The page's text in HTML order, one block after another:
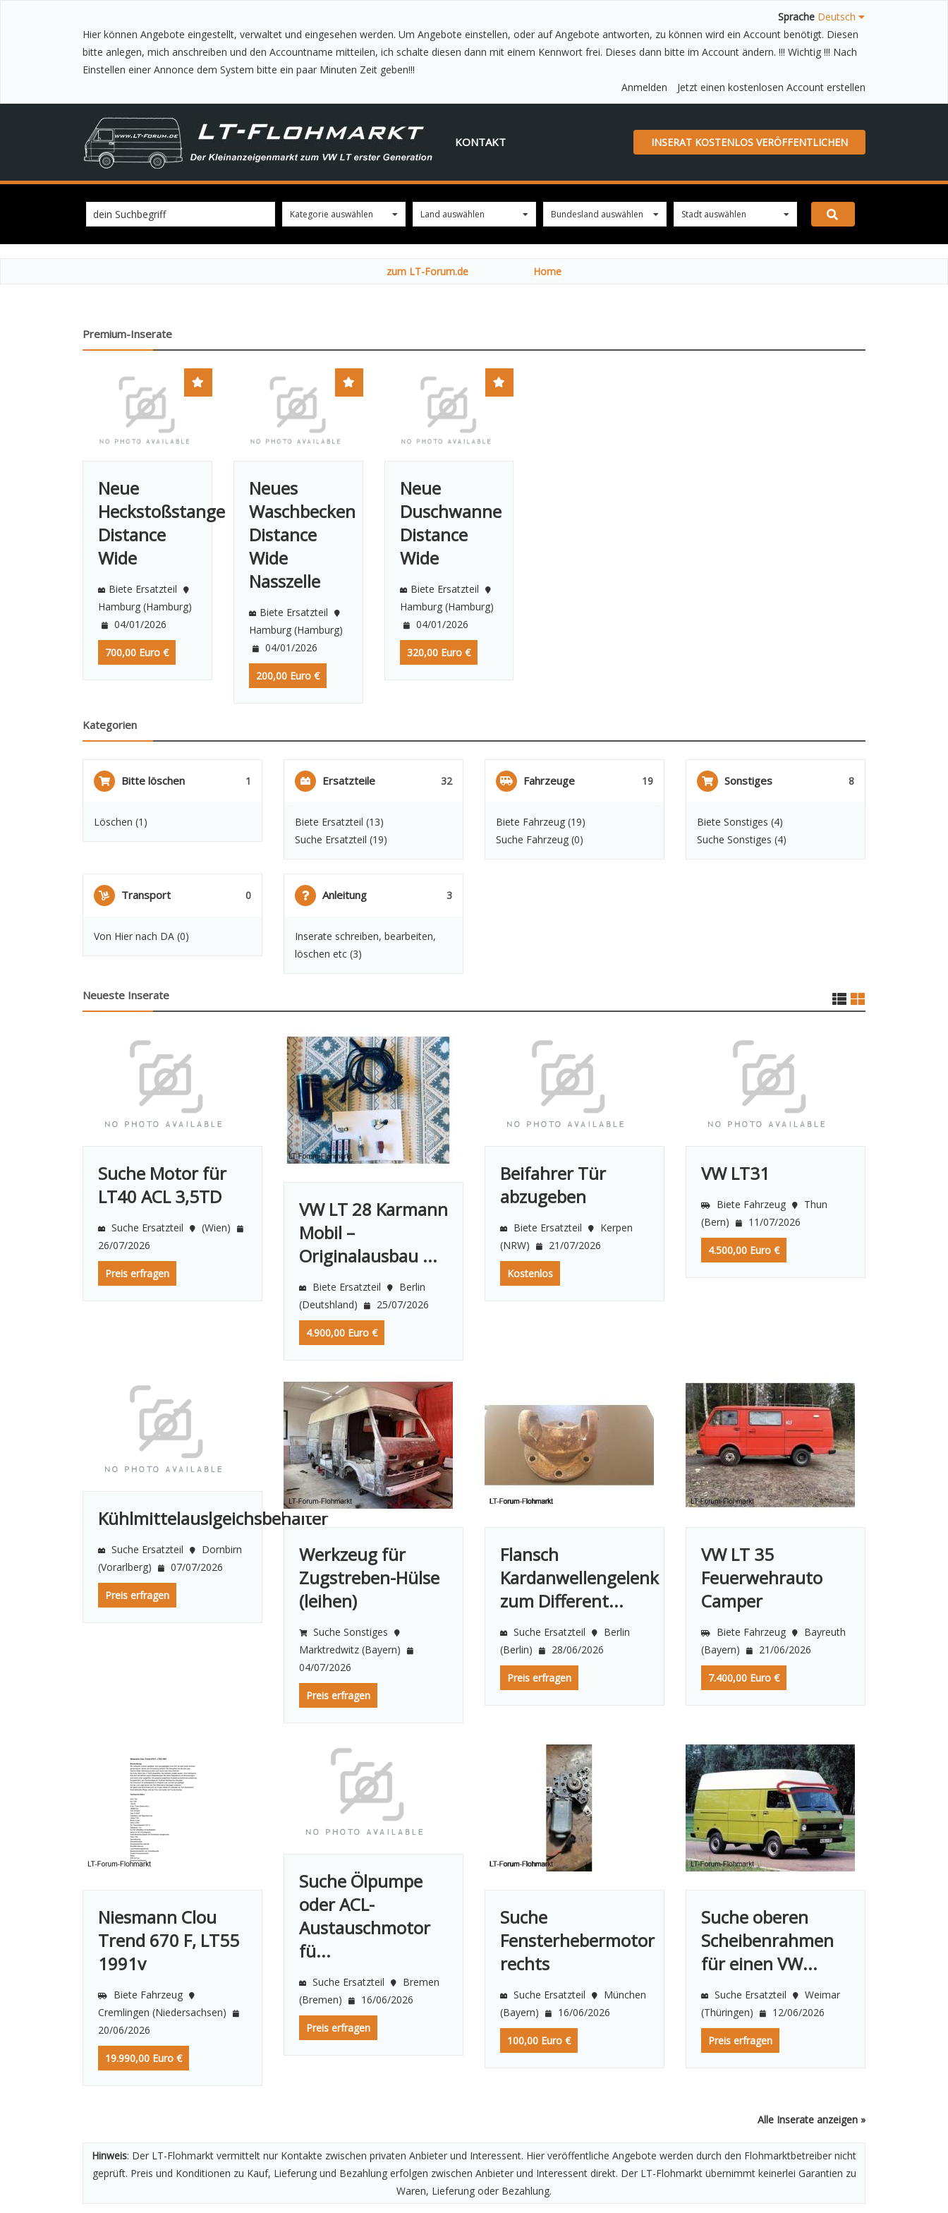
Sprache Deutsch
Hier können Angebote eingestellt, verwaltet und eingesehen werden. Um Angebote einstellen, oder auf Angebote antworten, zu können wird ein Account benötigt. Diesen
bitte anlegen, mich anschreiben und den Accountname mitteilen, ich schalte diesen dann mit einem Kennwort frei. Dieses dann bitte im Account ändern. !!! Wichtig !!! Nach
Einstellen einer Annonce dem System bitte ein paar Minuten Zeit geben!!!
Anmelden
Jetzt einen kostenlosen Account erstellen
KONTAKT INSERAT KOSTENLOS VERÖFFENTLICHEN
dein Suchbegriff Kategorie auswählen Land auswählen Bundesland auswählen Stadt auswählen
zum LT-Forum.de Home
Premium-Inserate
Neue
Heckstoßstange
Distance
Wide
Biete Ersatzteil
Hamburg (Hamburg)
04/01/2026
700,00 Euro €
Neues
Waschbecken
Distance
Wide
Nasszelle
Biete Ersatzteil
Hamburg (Hamburg)
04/01/2026
200,00 Euro €
Neue
Duschwanne
Distance
Wide
Biete Ersatzteil
Hamburg (Hamburg)
04/01/2026
320,00 Euro €
Kategorien
Bitte löschen 1
Löschen (1)
Ersatzteile 32
Biete Ersatzteil (13)
Suche Ersatzteil (19)
Fahrzeuge 19
Biete Fahrzeug (19)
Suche Fahrzeug (0)
Sonstiges 8
Biete Sonstiges (4)
Suche Sonstiges (4)
Transport 0
Von Hier nach DA (0)
Anleitung 3
Inserate schreiben, bearbeiten,
löschen etc (3)
Neueste Inserate
Suche Motor für
LT40 ACL 3,5TD
Suche Ersatzteil
(Wien)
26/07/2026
Preis erfragen
VW LT 28 Karmann
Mobil –
Originalausbau ...
Biete Ersatzteil
Berlin
(Deutshland)
25/07/2026
4.900,00 Euro €
Beifahrer Tür
abzugeben
Biete Ersatzteil
Kerpen
(NRW)
21/07/2026
Kostenlos
VW LT31
Biete Fahrzeug
Thun
(Bern)
11/07/2026
4.500,00 Euro €
Kühlmittelauslgeichsbehälter
Suche Ersatzteil
Dornbirn
(Vorarlberg)
07/07/2026
Preis erfragen
Werkzeug für
Zugstreben-Hülse
(leihen)
Suche Sonstiges
Marktredwitz (Bayern)
04/07/2026
Preis erfragen
Flansch
Kardanwellengelenk
zum Different...
Suche Ersatzteil
Berlin
(Berlin)
28/06/2026
Preis erfragen
VW LT 35
Feuerwehrauto
Camper
Biete Fahrzeug
Bayreuth
(Bayern)
21/06/2026
7.400,00 Euro €
Niesmann Clou
Trend 670 F, LT55
1991v
Biete Fahrzeug
Cremlingen (Niedersachsen)
20/06/2026
19.990,00 Euro €
Suche Ölpumpe
oder ACL-
Austauschmotor
fü...
Suche Ersatzteil
Bremen
(Bremen)
16/06/2026
Preis erfragen
Suche
Fensterhebermotor
rechts
Suche Ersatzteil
München
(Bayern)
16/06/2026
100,00 Euro €
Suche oberen
Scheibenrahmen
für einen VW...
Suche Ersatzteil
Weimar
(Thüringen)
12/06/2026
Preis erfragen
Alle Inserate anzeigen »
Hinweis: Der LT-Flohmarkt vermittelt nur Kontakte zwischen privaten Anbieter und Interessent. Hier veröffentliche Angebote werden durch den Flohmarktbetreiber nicht
geprüft. Preis und Konditionen zu Kauf, Lieferung und Bezahlung erfolgen zwischen Anbieter und Interessent direkt. Der LT-Flohmarkt übernimmt keinerlei Garantien zu
Waren, Lieferung oder Bezahlung.